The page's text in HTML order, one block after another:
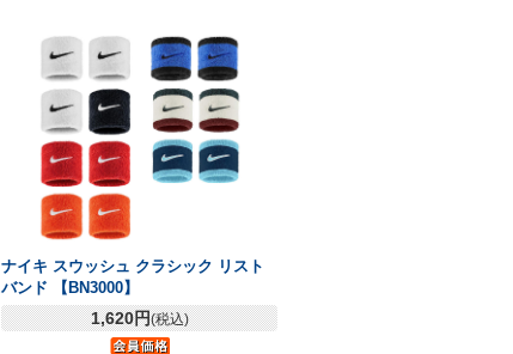
ナイキ スウッシュ クラシック リスト
バンド 【BN3000】
1,620円(税込)